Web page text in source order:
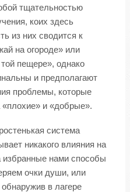
тщательностью
коих здесь
из них сводится к
на огороде» или
пещере», однако
и предполагают
проблемы, которые
и «добрые».
система
никакого влияния на
избранные нами способы
очки души, или
в лагере